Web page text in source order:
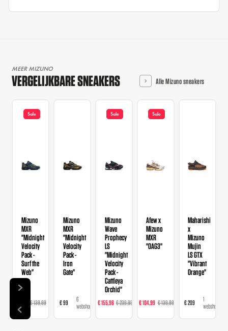
MEER MIZUNO
VERGELIJKBARE SNEAKERS Alle Mizuno sneakers
Sale
Mizuno
MXR
"Midnight
Velocity
Pack -
Surf the
Web"
€ 139,99
webshops
Mizuno
MXR
"Midnight
Velocity
Pack -
Iron
Gate"
€ 99
6
webshops
Sale
Mizuno
Wave
Prophecy
LS
"Midnight
Velocity
Pack -
Cattleya
Orchid"
€ 155,96 € 239,95
8
webshops
Sale
Afew x
Mizuno
MXR
"OAG3"
€ 104,99 € 139,99
webshops
Maharishi
x
Mizuno
Mujin
LS GTX
"Vibrant
Orange"
€ 209
1
webshop